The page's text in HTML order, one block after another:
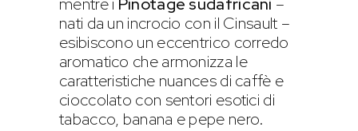
nati da un incrocio con il Cinsault –
esibiscono un eccentrico corredo
aromatico che armonizza le
caratteristiche nuances di caffè e
cioccolato con sentori esotici di
tabacco, banana e pepe nero.